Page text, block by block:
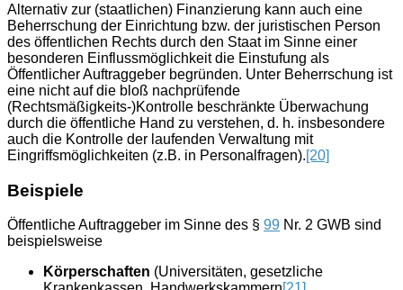
Alternativ zur (staatlichen) Finanzierung kann auch eine
Beherrschung der Einrichtung bzw. der juristischen Person
des öffentlichen Rechts durch den Staat im Sinne einer
besonderen Einflussmöglichkeit die Einstufung als
Öffentlicher Auftraggeber begründen. Unter Beherrschung ist
eine nicht auf die bloß nachprüfende
(Rechtsmäßigkeits-)Kontrolle beschränkte Überwachung
durch die öffentliche Hand zu verstehen, d. h. insbesondere
auch die Kontrolle der laufenden Verwaltung mit
Eingriffsmöglichkeiten (z.B. in Personalfragen).[20]
Beispiele
Öffentliche Auftraggeber im Sinne des § 99 Nr. 2 GWB sind
beispielsweise
Körperschaften (Universitäten, gesetzliche